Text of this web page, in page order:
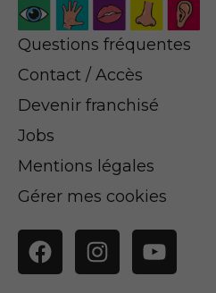
Questions fréquentes
Contact / Accès
Devenir franchisé
Jobs
Mentions légales
Gérer mes cookies
FacebookInstagramYouTube